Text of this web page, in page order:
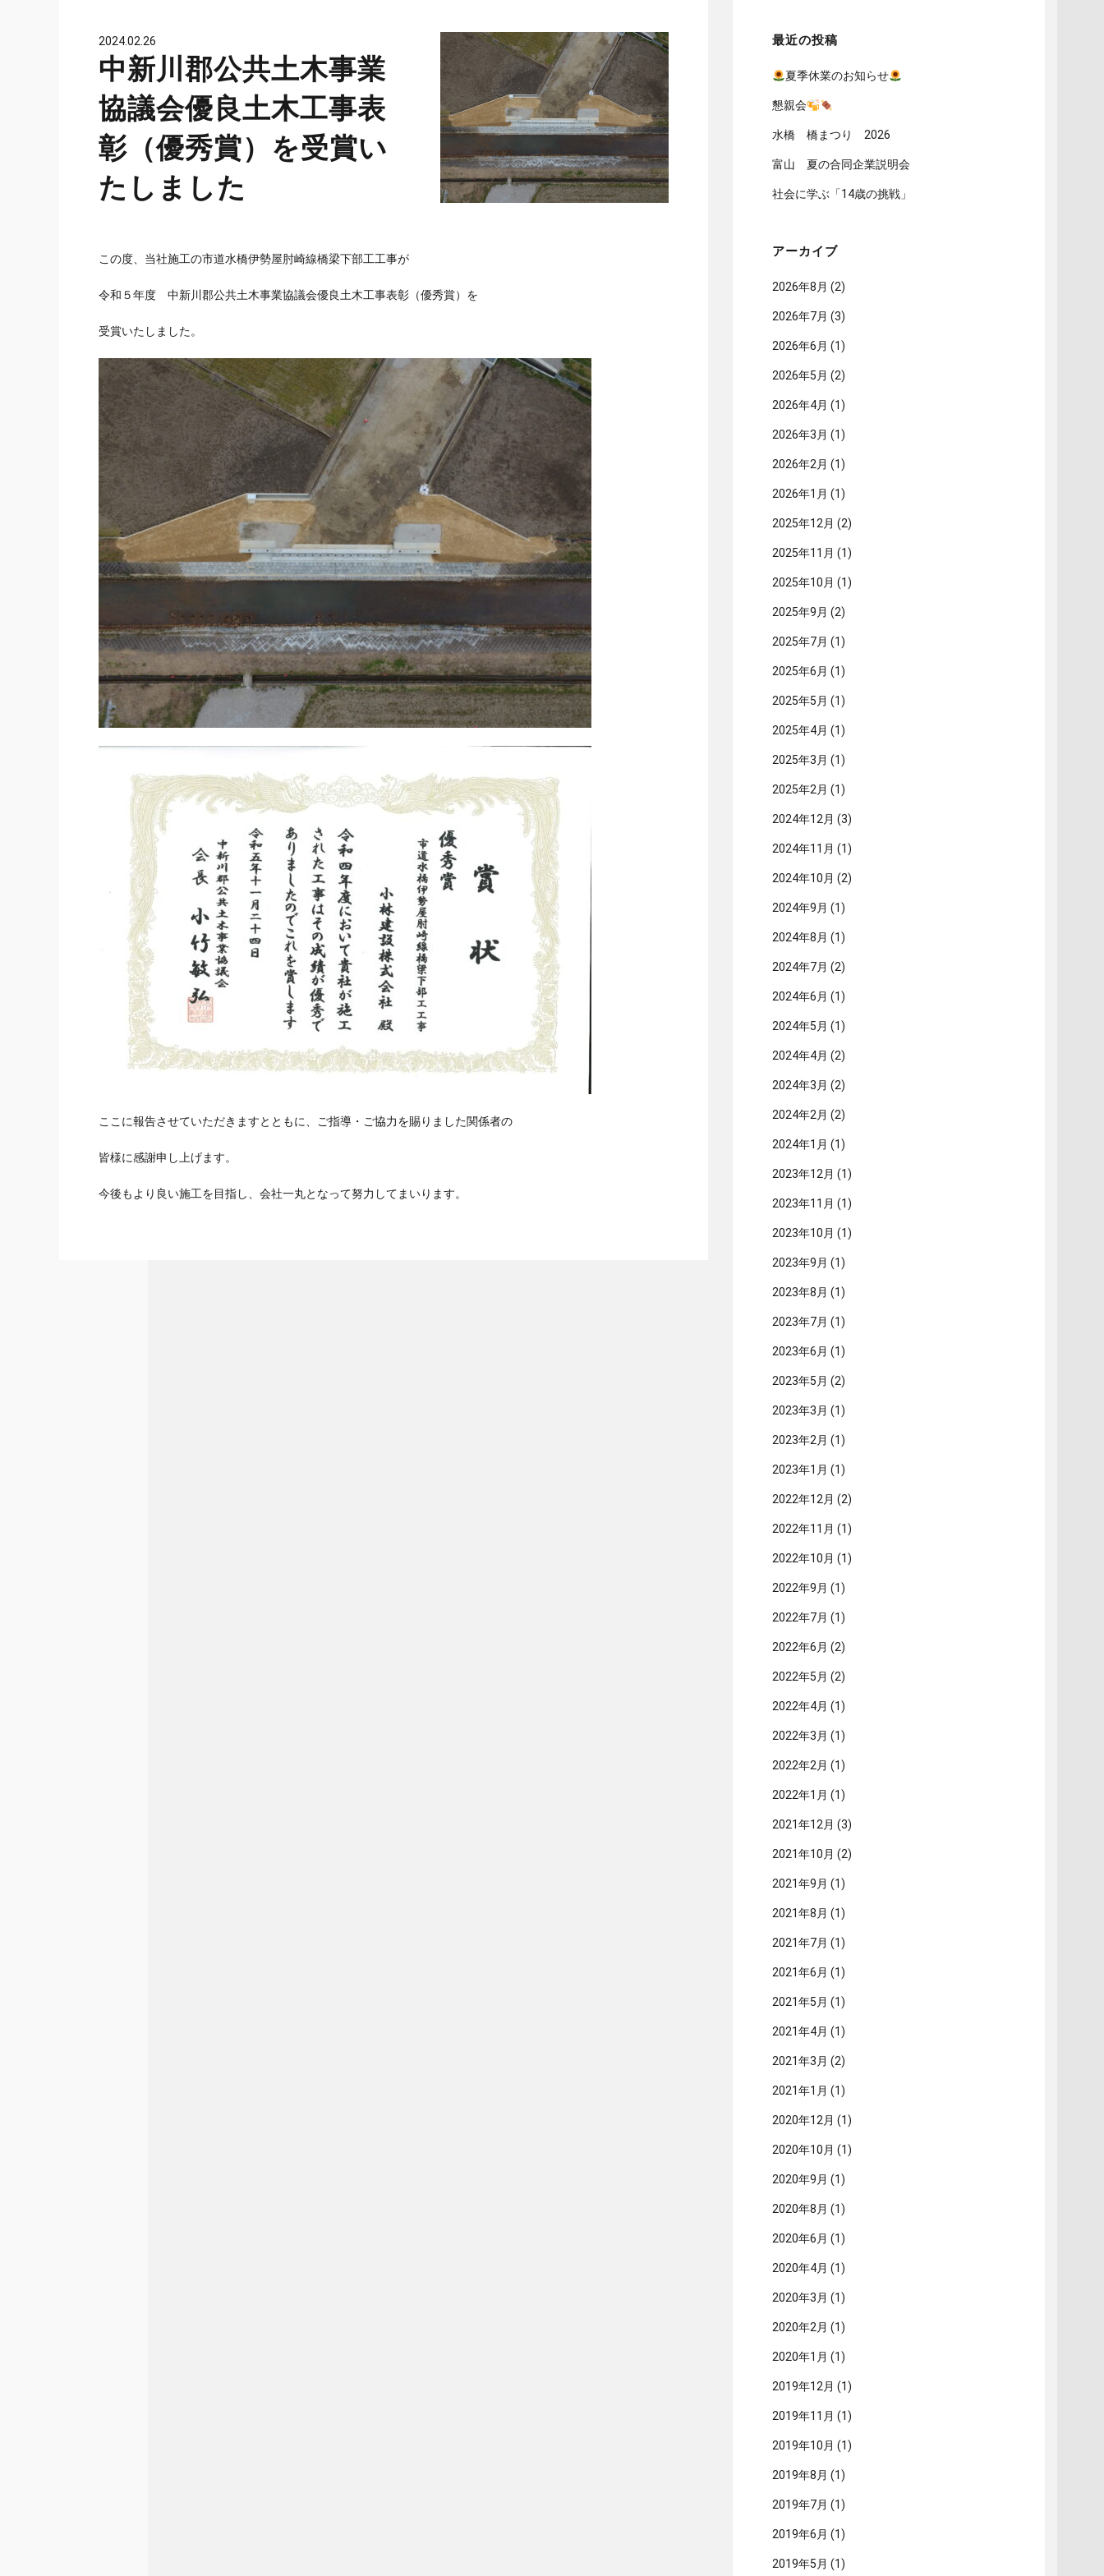
2024.02.26
中新川郡公共土木事業
協議会優良土木工事表
彰（優秀賞）を受賞い
たしました
この度、当社施工の市道水橋伊勢屋肘崎線橋梁下部工工事が
令和５年度 中新川郡公共土木事業協議会優良土木工事表彰（優秀賞）を
受賞いたしました。
ここに報告させていただきますとともに、ご指導・ご協力を賜りました関係者の
皆様に感謝申し上げます。
今後もより良い施工を目指し、会社一丸となって努力してまいります。
最近の投稿
夏季休業のお知らせ
懇親会
水橋 橋まつり 2026
富山 夏の合同企業説明会
社会に学ぶ「14歳の挑戦」
アーカイブ
2026年8月 (2)
2026年7月 (3)
2026年6月 (1)
2026年5月 (2)
2026年4月 (1)
2026年3月 (1)
2026年2月 (1)
2026年1月 (1)
2025年12月 (2)
2025年11月 (1)
2025年10月 (1)
2025年9月 (2)
2025年7月 (1)
2025年6月 (1)
2025年5月 (1)
2025年4月 (1)
2025年3月 (1)
2025年2月 (1)
2024年12月 (3)
2024年11月 (1)
2024年10月 (2)
2024年9月 (1)
2024年8月 (1)
2024年7月 (2)
2024年6月 (1)
2024年5月 (1)
2024年4月 (2)
2024年3月 (2)
2024年2月 (2)
2024年1月 (1)
2023年12月 (1)
2023年11月 (1)
2023年10月 (1)
2023年9月 (1)
2023年8月 (1)
2023年7月 (1)
2023年6月 (1)
2023年5月 (2)
2023年3月 (1)
2023年2月 (1)
2023年1月 (1)
2022年12月 (2)
2022年11月 (1)
2022年10月 (1)
2022年9月 (1)
2022年7月 (1)
2022年6月 (2)
2022年5月 (2)
2022年4月 (1)
2022年3月 (1)
2022年2月 (1)
2022年1月 (1)
2021年12月 (3)
2021年10月 (2)
2021年9月 (1)
2021年8月 (1)
2021年7月 (1)
2021年6月 (1)
2021年5月 (1)
2021年4月 (1)
2021年3月 (2)
2021年1月 (1)
2020年12月 (1)
2020年10月 (1)
2020年9月 (1)
2020年8月 (1)
2020年6月 (1)
2020年4月 (1)
2020年3月 (1)
2020年2月 (1)
2020年1月 (1)
2019年12月 (1)
2019年11月 (1)
2019年10月 (1)
2019年8月 (1)
2019年7月 (1)
2019年6月 (1)
2019年5月 (1)